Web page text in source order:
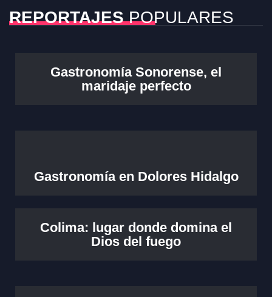
REPORTAJESPOPULARES
Gastronomía Sonorense, el
maridaje perfecto
Gastronomía en Dolores Hidalgo
Colima: lugar donde domina el
Dios del fuego